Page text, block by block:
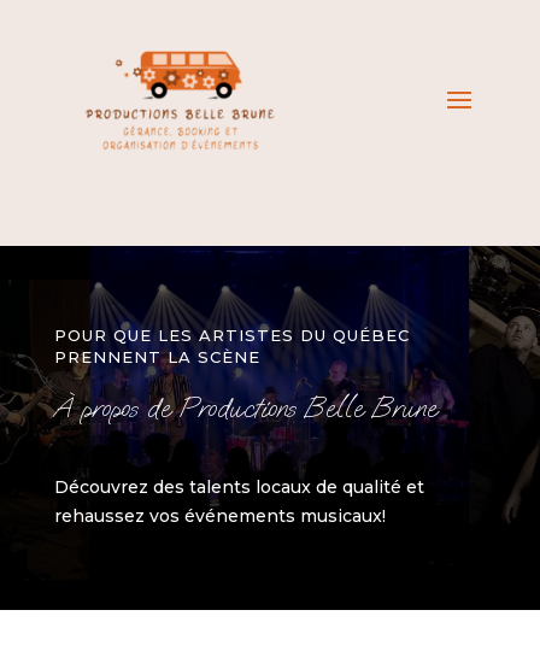
POUR QUE LES ARTISTES DU QUÉBEC
PRENNENT LA SCÈNE
À propos de Productions Belle Brune
Découvrez des talents locaux de qualité et
rehaussez vos événements musicaux!